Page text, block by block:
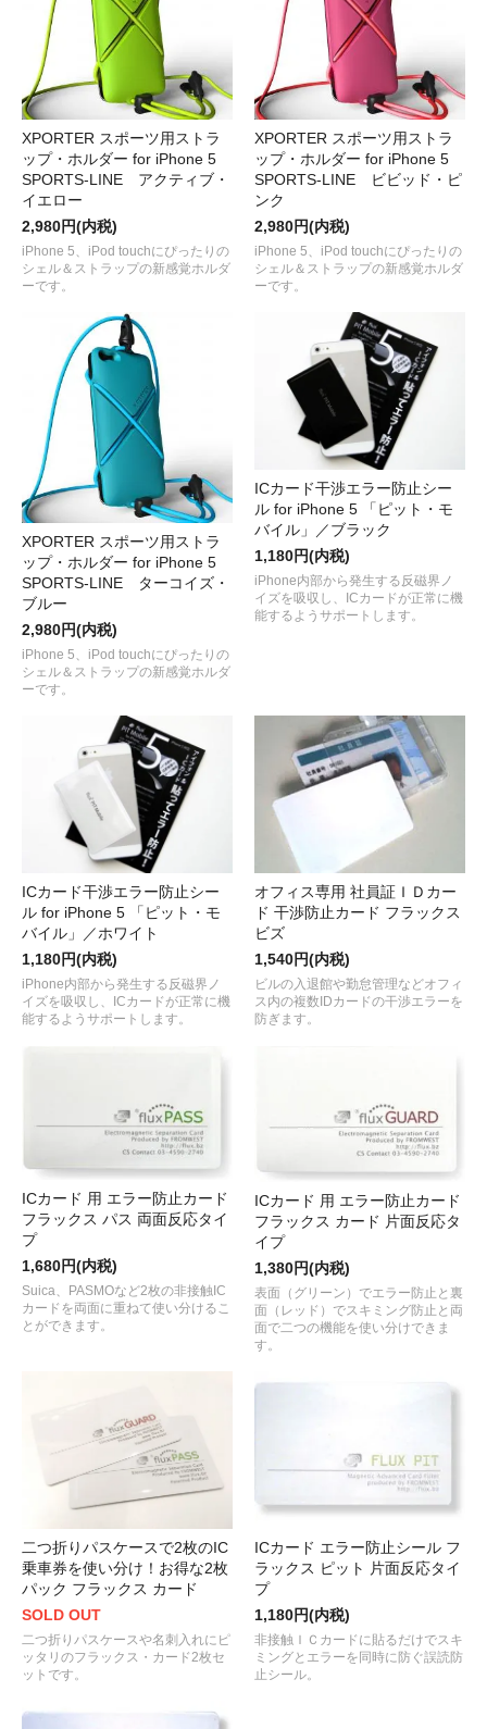
XPORTER スポーツ用ストラ
ップ・ホルダー for iPhone 5
SPORTS-LINE アクティブ・
イエロー
2,980円(内税)
iPhone 5、iPod touchにぴったりの
シェル＆ストラップの新感覚ホルダ
ーです。
XPORTER スポーツ用ストラ
ップ・ホルダー for iPhone 5
SPORTS-LINE ビビッド・ピ
ンク
2,980円(内税)
iPhone 5、iPod touchにぴったりの
シェル＆ストラップの新感覚ホルダ
ーです。
XPORTER スポーツ用ストラ
ップ・ホルダー for iPhone 5
SPORTS-LINE ターコイズ・
ブルー
2,980円(内税)
iPhone 5、iPod touchにぴったりの
シェル＆ストラップの新感覚ホルダ
ーです。
ICカード干渉エラー防止シー
ル for iPhone 5 「ピット・モ
バイル」／ブラック
1,180円(内税)
iPhone内部から発生する反磁界ノ
イズを吸収し、ICカードが正常に機
能するようサポートします。
ICカード干渉エラー防止シー
ル for iPhone 5 「ピット・モ
バイル」／ホワイト
1,180円(内税)
iPhone内部から発生する反磁界ノ
イズを吸収し、ICカードが正常に機
能するようサポートします。
オフィス専用 社員証ＩＤカー
ド 干渉防止カード フラックス
ビズ
1,540円(内税)
ビルの入退館や勤怠管理などオフィ
ス内の複数IDカードの干渉エラーを
防ぎます。
ICカード 用 エラー防止カード
フラックス パス 両面反応タイ
プ
1,680円(内税)
Suica、PASMOなど2枚の非接触IC
カードを両面に重ねて使い分けるこ
とができます。
ICカード 用 エラー防止カード
フラックス カード 片面反応タ
イプ
1,380円(内税)
表面（グリーン）でエラー防止と裏
面（レッド）でスキミング防止と両
面で二つの機能を使い分けできま
す。
二つ折りパスケースで2枚のIC
乗車券を使い分け！お得な2枚
パック フラックス カード
SOLD OUT
二つ折りパスケースや名刺入れにピ
ッタリのフラックス・カード2枚セ
ットです。
ICカード エラー防止シール フ
ラックス ピット 片面反応タイ
プ
1,180円(内税)
非接触ＩＣカードに貼るだけでスキ
ミングとエラーを同時に防ぐ誤読防
止シール。